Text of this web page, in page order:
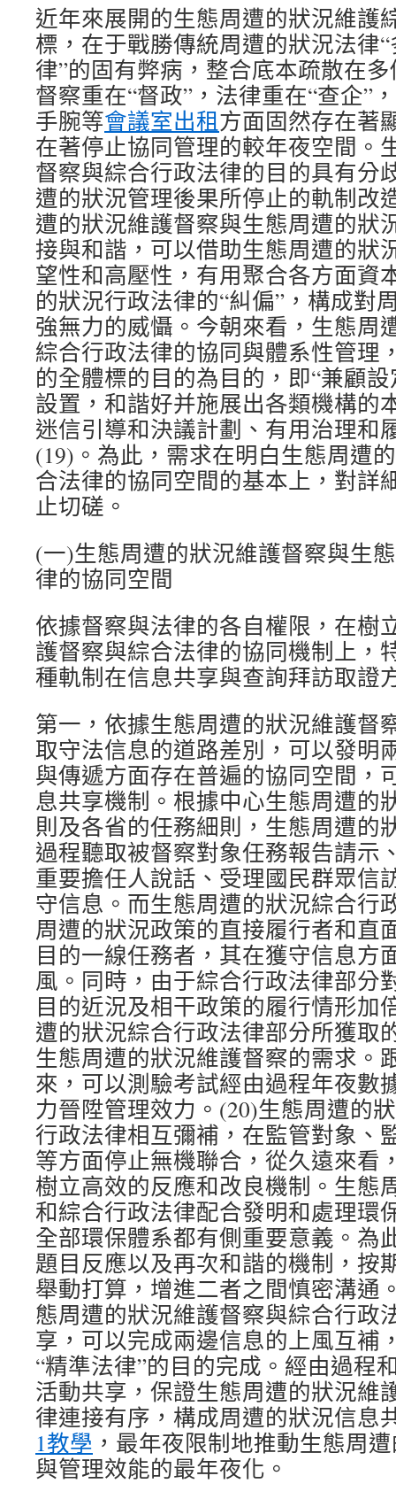
近年來展開的生態周遭的狀況維護
標，在于戰勝傳統周遭的狀況法律
律”的固有弊病，整合底本疏散在
督察重在“督政”，法律重在“查企”
手腕等會議室出租方面固然存在著
在著停止協同管理的較年夜空間。
督察與綜合行政法律的目的具有分
遭的狀況管理後果所停止的軌制改
遭的狀況維護督察與生態周遭的狀
接與和諧，可以借助生態周遭的狀
望性和高壓性，有用聚合各方面資
的狀況行政法律的“糾偏”，構成對
強無力的威懾。今朝來看，生態周
綜合行政法律的協同與體系性管理
的全體標的目的為目的，即“兼顧
設置，和諧好并施展出各類機構的
迷信引導和決議計劃、有用治理和
(19)。為此，需求在明白生態周遭
合法律的協同空間的基本上，對詳
止切磋。
(一)生態周遭的狀況維護督察與生
律的協同空間
依據督察與法律的各自權限，在樹
護督察與綜合法律的協同機制上，
種軌制在信息共享與查詢拜訪取證
第一，依據生態周遭的狀況維護督
取守法信息的道路差別，可以發明
與傳遞方面存在普遍的協同空間，
息共享機制。根據中心生態周遭的
則及各省的任務細則，生態周遭的
過程聽取被督察對象任務報告請示
重要擔任人說話、受理國民群眾信
守信息。而生態周遭的狀況綜合行
周遭的狀況政策的直接履行者和直
目的一線任務者，其在獲守信息方
風。同時，由于綜合行政法律部分
目的近況及相干政策的履行情形加
遭的狀況綜合行政法律部分所獲取
生態周遭的狀況維護督察的需求。
來，可以測驗考試經由過程年夜數
力晉陞管理效力。(20)生態周遭的
行政法律相互彌補，在監管對象、
等方面停止無機聯合，從久遠來看
樹立高效的反應和改良機制。生態
和綜合行政法律配合發明和處理環
全部環保體系都有側重要意義。為
題目反應以及再次和諧的機制，按
舉動打算，增進二者之間慎密溝通
態周遭的狀況維護督察與綜合行政
享，可以完成兩邊信息的上風互補
“精準法律”的目的完成。經由過程
活動共享，保證生態周遭的狀況維
律連接有序，構成周遭的狀況信息
1教學 ，最年夜限制地推動生態周
與管理效能的最年夜化。